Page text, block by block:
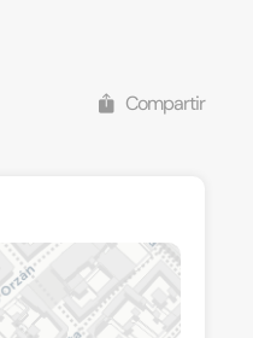
Compartir